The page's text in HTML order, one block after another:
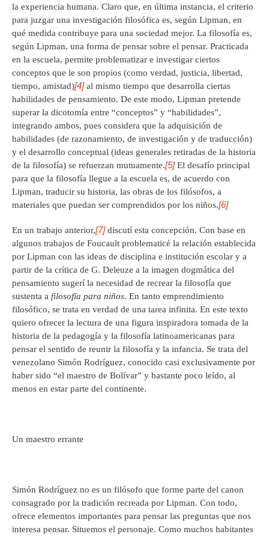
la experiencia humana. Claro que, en última instancia, el criterio
para juzgar una investigación filosófica es, según Lipman, en
qué medida contribuye para una sociedad mejor. La filosofía es,
según Lipman, una forma de pensar sobre el pensar. Practicada
en la escuela, permite problematizar e investigar ciertos
conceptos que le son propios (como verdad, justicia, libertad,
tiempo, amistad)[4]al mismo tiempo que desarrolla ciertas
habilidades de pensamiento. De este modo, Lipman pretende
superar la dicotomía entre “conceptos” y “habilidades”,
integrando ambos, pues considera que la adquisición de
habilidades (de razonamiento, de investigación y de traducción)
y el desarrollo conceptual (ideas generales retiradas de la historia
de la filosofía) se refuerzan mutuamente.[5]El desafío principal
para que la filosofía llegue a la escuela es, de acuerdo con
Lipman, traducir su historia, las obras de los filósofos, a
materiales que puedan ser comprendidos por los niños.[6]
En un trabajo anterior,[7]discutí esta concepción. Con base en
algunos trabajos de Foucault problematicé la relación establecida
por Lipman con las ideas de disciplina e institución escolar y a
partir de la crítica de G. Deleuze a la imagen dogmática del
pensamiento sugerí la necesidad de recrear la filosofía que
sustenta a filosofía para niños. En tanto emprendimiento
filosófico, se trata en verdad de una tarea infinita. En este texto
quiero ofrecer la lectura de una figura inspiradora tomada de la
historia de la pedagogía y la filosofía latinoamericanas para
pensar el sentido de reunir la filosofía y la infancia. Se trata del
venezolano Simón Rodríguez, conocido casi exclusivamente por
haber sido “el maestro de Bolívar” y bastante poco leído, al
menos en estar parte del continente.
Un maestro errante
Simón Rodríguez no es un filósofo que forme parte del canon
consagrado por la tradición recreada por Lipman. Con todo,
ofrece elementos importantes para pensar las preguntas que nos
interesa pensar. Situemos el personaje. Como muchos habitantes